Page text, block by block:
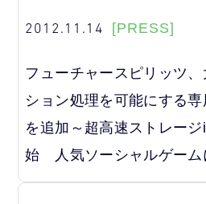
2012.11.14 [PRESS]
フューチャースピリッツ
ション処理を可能にする
を追加～超高速ストレー
始 人気ソーシャルゲーム